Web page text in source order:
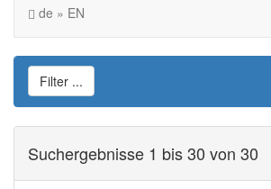
de » EN
Filter ...
Suchergebnisse 1 bis 30 von 30